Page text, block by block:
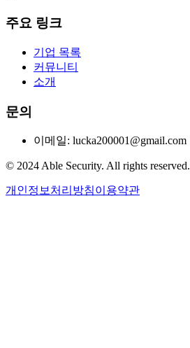
주요 링크
기업 목록
커뮤니티
소개
문의
이메일: lucka200001@gmail.com
© 2024 Able Security. All rights reserved.
개인정보처리방침이용약관